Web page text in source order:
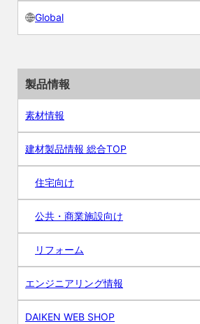
Global
製品情報
素材情報
建材製品情報 総合TOP
住宅向け
公共・商業施設向け
リフォーム
エンジニアリング情報
DAIKEN WEB SHOP